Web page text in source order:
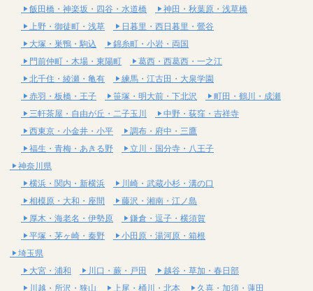
飯田橋・神楽坂・四谷・水道橋
神田・秋葉原・浅草橋
上野・御徒町・浅草
日暮里・西日暮里・鶯谷
大塚・巣鴨・駒込
錦糸町・小岩・両国
門前仲町・木場・東陽町
葛西・西葛西・一之江
北千住・綾瀬・亀有
練馬・江古田・大泉学園
赤羽・板橋・王子
笹塚・明大前・下北沢
町田・鶴川・成瀬
三軒茶屋・自由が丘・二子玉川
中野・荻窪・吉祥寺
西東京・小金井・小平
調布・府中・三鷹
福生・青梅・あきる野
立川・国分寺・八王子
神奈川県
横浜・関内・新横浜
川崎・武蔵小杉・溝の口
相模原・大和・座間
藤沢・湘南・江ノ島
厚木・海老名・伊勢原
鎌倉・逗子・横須賀
平塚・茅ヶ崎・秦野
小田原・湯河原・箱根
埼玉県
大宮・浦和
川口・蕨・戸田
越谷・草加・春日部
川越・所沢・狭山
上尾・桶川・北本 久喜・加須・蓮田